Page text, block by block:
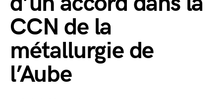
CCN de la
métallurgie de
l’Aube